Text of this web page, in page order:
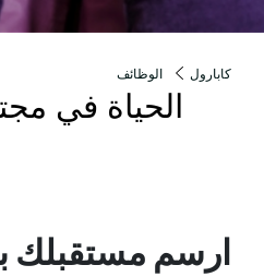
كابارول الوظائف
الحياة في
ارسم مستقبلك